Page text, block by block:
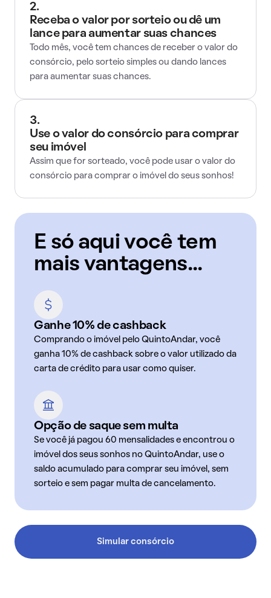
2.
Receba o valor por sorteio ou dê um
lance para aumentar suas chances
Todo mês, você tem chances de receber o valor do
consórcio, pelo sorteio simples ou dando lances
para aumentar suas chances.
3.
Use o valor do consórcio para comprar
seu imóvel
Assim que for sorteado, você pode usar o valor do
consórcio para comprar o imóvel do seus sonhos!
E só aqui você tem
mais vantagens...
Ganhe 10% de cashback
Comprando o imóvel pelo QuintoAndar, você
ganha 10% de cashback sobre o valor utilizado da
carta de crédito para usar como quiser.
Opção de saque sem multa
Se você já pagou 60 mensalidades e encontrou o
imóvel dos seus sonhos no QuintoAndar, use o
saldo acumulado para comprar seu imóvel, sem
sorteio e sem pagar multa de cancelamento.
Simular consórcio